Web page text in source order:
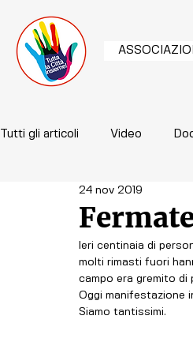
Tutti gli articoli Video
24 nov 2019
Ieri centinaia di
molti rimasti fuori
campo era gremito di
Oggi manifestazione
Siamo tantissimi.